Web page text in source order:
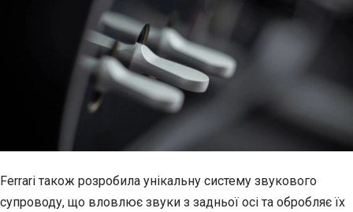
Ferrari також розробила унікальну систему звукового
супроводу, що вловлює звуки з задньої осі та обробляє їх